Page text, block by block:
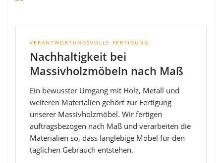
VERANTWORTUNGSVOLLE FERTIGUNG
Nachhaltigkeit bei
Massivholzmöbeln nach Maß
Ein bewusster Umgang mit Holz, Metall und
weiteren Materialien gehört zur Fertigung
unserer Massivholzmöbel. Wir fertigen
auftragsbezogen nach Maß und verarbeiten die
Materialien so, dass langlebige Möbel für den
täglichen Gebrauch entstehen.